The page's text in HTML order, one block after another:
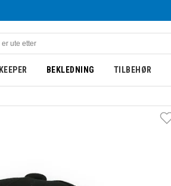
KEEPER BEKLEDNING TILBEHØR